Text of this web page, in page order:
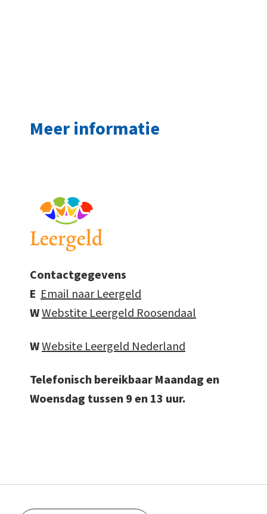
Meer informatie
Contactgegevens
E Email naar Leergeld
WWebstite Leergeld Roosendaal
WWebsite Leergeld Nederland
Telefonisch bereikbaar Maandag en
Woensdag tussen 9 en 13 uur.